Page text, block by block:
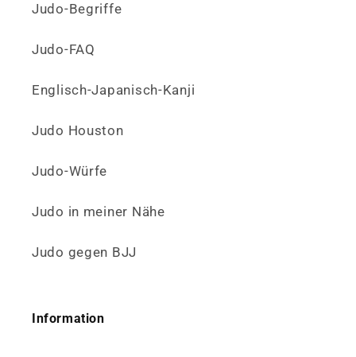
Judo-Begriffe
Judo-FAQ
Englisch-Japanisch-Kanji
Judo Houston
Judo-Würfe
Judo in meiner Nähe
Judo gegen BJJ
Information